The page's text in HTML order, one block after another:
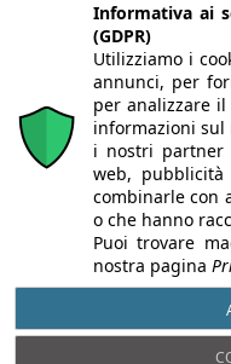
Chi siamo Autori
Infobuild è testata
Informativa ai
(GDPR)
Utilizziamo i
annunci, per
per analizzare
informazioni sul
i nostri partner
web,
combinarle con
o che hanno
Puoi trovare
nostra pagina